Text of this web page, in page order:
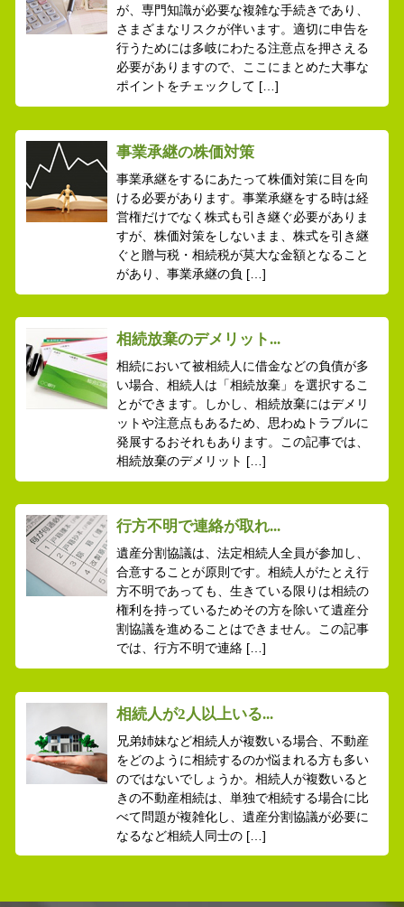
が、専門知識が必要な複雑な手続きであり、
さまざまなリスクが伴います。適切に申告を
行うためには多岐にわたる注意点を押さえる
必要がありますので、ここにまとめた大事な
ポイントをチェックして […]
事業承継の株価対策
事業承継をするにあたって株価対策に目を向
ける必要があります。事業承継をする時は経
営権だけでなく株式も引き継ぐ必要がありま
すが、株価対策をしないまま、株式を引き継
ぐと贈与税・相続税が莫大な金額となること
があり、事業承継の負 […]
相続放棄のデメリット...
相続において被相続人に借金などの負債が多
い場合、相続人は「相続放棄」を選択するこ
とができます。しかし、相続放棄にはデメリ
ットや注意点もあるため、思わぬトラブルに
発展するおそれもあります。この記事では、
相続放棄のデメリット […]
行方不明で連絡が取れ...
遺産分割協議は、法定相続人全員が参加し、
合意することが原則です。相続人がたとえ行
方不明であっても、生きている限りは相続の
権利を持っているためその方を除いて遺産分
割協議を進めることはできません。この記事
では、行方不明で連絡 […]
相続人が2人以上いる...
兄弟姉妹など相続人が複数いる場合、不動産
をどのように相続するのか悩まれる方も多い
のではないでしょうか。相続人が複数いると
きの不動産相続は、単独で相続する場合に比
べて問題が複雑化し、遺産分割協議が必要に
なるなど相続人同士の […]